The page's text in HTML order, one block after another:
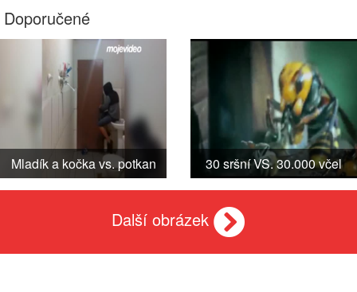
Doporučené
Mladík a kočka vs. potkan 30 sršní VS. 30.000 včel
Další obrázek